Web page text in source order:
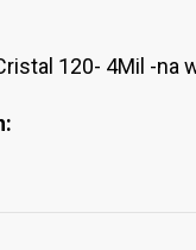
120- 4Mil -na